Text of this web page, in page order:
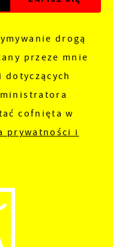
drogą
przeze mnie
cofnięta w
prywatności i